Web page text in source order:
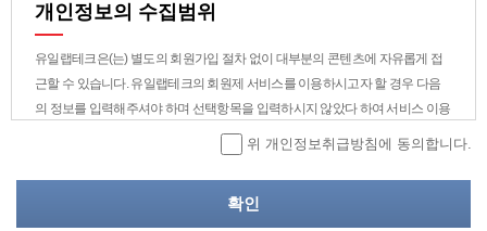
개인정보의 수집범위
유일랩테크은(는) 별도의 회원가입 절차 없이 대부분의 콘텐츠에 자유롭게 접
근할 수 있습니다. 유일랩테크의 회원제 서비스를 이용하시고자 할 경우 다음
의 정보를 입력해주셔야 하며 선택항목을 입력하시지 않았다 하여 서비스 이용
1) 회원 가입시 수집하는 개인정보의 범위
- 필수항목 : 희망 ID, 비밀번호, 성명, 주소, 생년월일, 성별, 전화번호, 휴대폰번
위 개인정보취급방침에 동의합니다.